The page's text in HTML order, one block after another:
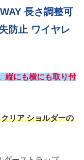
長さ調整可
防止 ワイヤレ
縦にも横にも取り付
リア ショルダーの